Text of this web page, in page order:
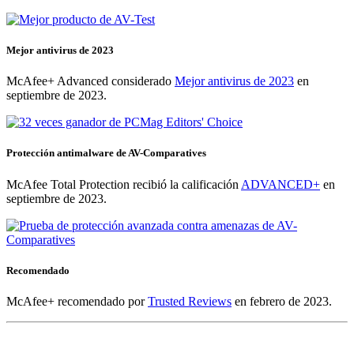
Mejor antivirus de 2023
McAfee+ Advanced considerado Mejor antivirus de 2023 en
septiembre de 2023.
Protección antimalware de AV-Comparatives
McAfee Total Protection recibió la calificación ADVANCED+ en
septiembre de 2023.
Recomendado
McAfee+ recomendado porTrusted Reviews en febrero de 2023.